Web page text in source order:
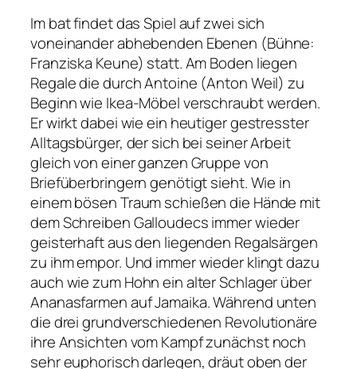
Im bat findet das Spiel auf zwei sich
voneinander abhebenden Ebenen (Bühne:
Franziska Keune) statt. Am Boden liegen
Regale die durch Antoine (Anton Weil) zu
Beginn wie Ikea-Möbel verschraubt werden.
Er wirkt dabei wie ein heutiger gestresster
Alltagsbürger, der sich bei seiner Arbeit
gleich von einer ganzen Gruppe von
Briefüberbringern genötigt sieht. Wie in
einem bösen Traum schießen die Hände mit
dem Schreiben Galloudecs immer wieder
geisterhaft aus den liegenden Regalsärgen
zu ihm empor. Und immer wieder klingt dazu
auch wie zum Hohn ein alter Schlager über
Ananasfarmen auf Jamaika. Während unten
die drei grundverschiedenen Revolutionäre
ihre Ansichten vom Kampf zunächst noch
sehr euphorisch darlegen, dräut oben der